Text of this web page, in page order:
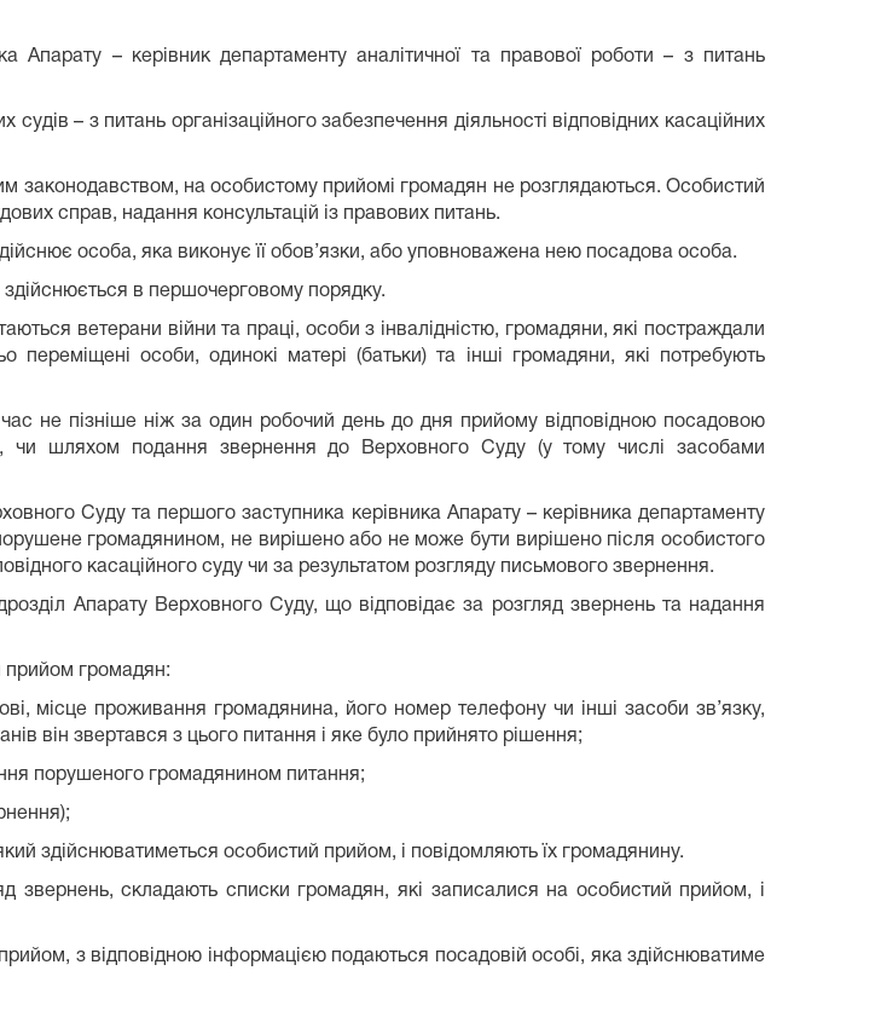
Апарату – керівник департаменту аналітичної та правової роботи – з питань
– з питань організаційного забезпечення діяльності відповідних касаційних
законодавством, на особистому прийомі громадян не розглядаються. Особистий
справ, надання консультацій із правових питань.
особа, яка виконує її обов’язки, або уповноважена нею посадова особа.
в першочерговому порядку.
ветерани війни та праці, особи з інвалідністю, громадяни, які постраждали
переміщені особи, одинокі матері (батьки) та інші громадяни, які потребують
не пізніше ніж за один робочий день до дня прийому відповідною посадовою
шляхом подання звернення до Верховного Суду (у тому числі засобами
Суду та першого заступника керівника Апарату – керівника департаменту
громадянином, не вирішено або не може бути вирішено після особистого
касаційного суду чи за результатом розгляду письмового звернення.
Апарату Верховного Суду, що відповідає за розгляд звернень та надання
прийом громадян:
місце проживання громадянина, його номер телефону чи інші засоби зв’язку,
він звертався з цього питання і яке було прийнято рішення;
порушеного громадянином питання;
здійснюватиметься особистий прийом, і повідомляють їх громадянину.
звернень, складають списки громадян, які записалися на особистий прийом, і
з відповідною інформацією подаються посадовій особі, яка здійснюватиме